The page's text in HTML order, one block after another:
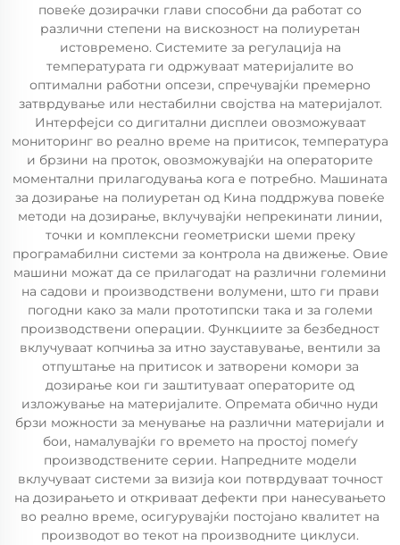
повеќе дозирачки глави способни да работат со
различни степени на вискозност на полиуретан
истовремено. Системите за регулација на
температурата ги одржуваат материјалите во
оптимални работни опсези, спречувајќи премерно
затврдување или нестабилни својства на материјалот.
Интерфејси со дигитални дисплеи овозможуваат
мониторинг во реално време на притисок, температура
и брзини на проток, овозможувајќи на операторите
моментални прилагодувања кога е потребно. Машината
за дозирање на полиуретан од Кина поддржува повеќе
методи на дозирање, вклучувајќи непрекинати линии,
точки и комплексни геометриски шеми преку
програмабилни системи за контрола на движење. Овие
машини можат да се прилагодат на различни големини
на садови и производствени волумени, што ги прави
погодни како за мали прототипски така и за големи
производствени операции. Функциите за безбедност
вклучуваат копчиња за итно зауставување, вентили за
отпуштање на притисок и затворени комори за
дозирање кои ги заштитуваат операторите од
изложување на материјалите. Опремата обично нуди
брзи можности за менување на различни материјали и
бои, намалувајќи го времето на простој помеѓу
производствените серии. Напредните модели
вклучуваат системи за визија кои потврдуваат точност
на дозирањето и откриваат дефекти при нанесувањето
во реално време, осигурувајќи постојано квалитет на
производот во текот на производните циклуси.